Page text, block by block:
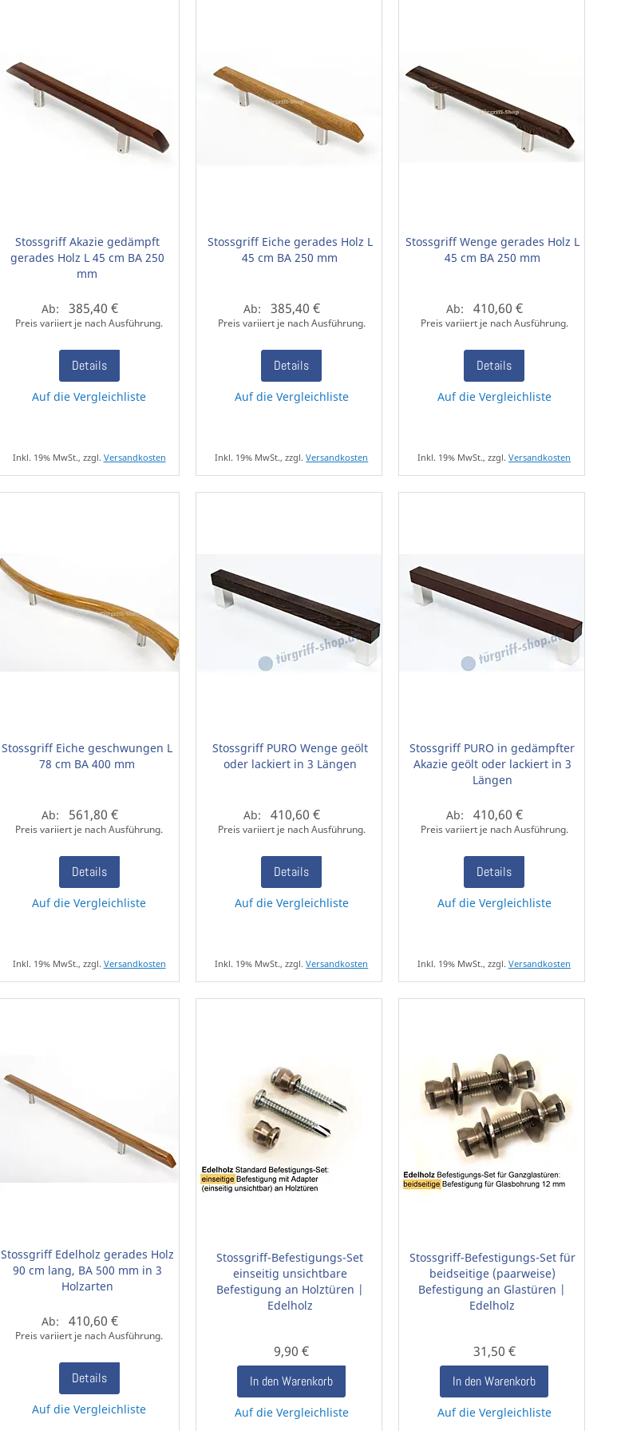
Stossgriff Akazie gedämpft
gerades Holz L 45 cm BA 250
mm
Ab: 385,40 €
Preis variiert je nach Ausführung.
Details
Auf die Vergleichliste
Inkl. 19% MwSt., zzgl. Versandkosten
Stossgriff Eiche gerades Holz L
45 cm BA 250 mm
Ab: 385,40 €
Preis variiert je nach Ausführung.
Details
Auf die Vergleichliste
Inkl. 19% MwSt., zzgl.Versandkosten
Stossgriff Wenge gerades Holz L
45 cm BA 250 mm
Ab: 410,60 €
Preis variiert je nach Ausführung.
Details
Auf die Vergleichliste
Inkl. 19% MwSt., zzgl.Versandkosten
Stossgriff Eiche geschwungen L
78 cm BA 400 mm
Ab: 561,80 €
Preis variiert je nach Ausführung.
Details
Auf die Vergleichliste
Inkl. 19% MwSt., zzgl. Versandkosten
Stossgriff PURO Wenge geölt
oder lackiert in 3 Längen
Ab: 410,60 €
Preis variiert je nach Ausführung.
Details
Auf die Vergleichliste
Inkl. 19% MwSt., zzgl.Versandkosten
Stossgriff PURO in gedämpfter
Akazie geölt oder lackiert in 3
Längen
Ab: 410,60 €
Preis variiert je nach Ausführung.
Details
Auf die Vergleichliste
Inkl. 19% MwSt., zzgl.Versandkosten
Stossgriff Edelholz gerades Holz
90 cm lang, BA 500 mm in 3
Holzarten
Ab: 410,60 €
Preis variiert je nach Ausführung.
Details
Auf die Vergleichliste
Stossgriff-Befestigungs-Set
einseitig unsichtbare
Befestigung an Holztüren |
Edelholz
9,90 €
In den Warenkorb
Auf die Vergleichliste
Stossgriff-Befestigungs-Set für
beidseitige (paarweise)
Befestigung an Glastüren |
Edelholz
31,50 €
In den Warenkorb
Auf die Vergleichliste